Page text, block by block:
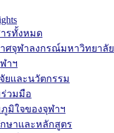
รทั้งหมด
ศจุฬาลงกรณ์มหาวิทยาลัย
าฯ
ยและนวัตกรรม
วมมือ
มิใจของจุฬาฯ
ษาและหลักสูตร